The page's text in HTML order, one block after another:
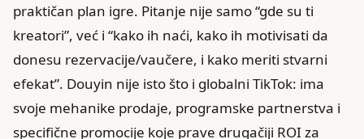
praktičan plan igre. Pitanje nije samo “gde su ti
kreatori”, već i “kako ih naći, kako ih motivisati da
donesu rezervacije/vaučere, i kako meriti stvarni
efekat”. Douyin nije isto što i globalni TikTok: ima
svoje mehanike prodaje, programske partnerstva i
specifične promocije koje prave drugačiji ROI za